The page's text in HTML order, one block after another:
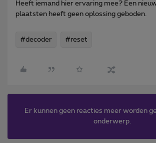
Heeft iemand hier ervaring mee? Een
plaatsten heeft geen oplossing geboden.
#decoder #reset
Er kunnen geen reacties meer worden
onderwerp.